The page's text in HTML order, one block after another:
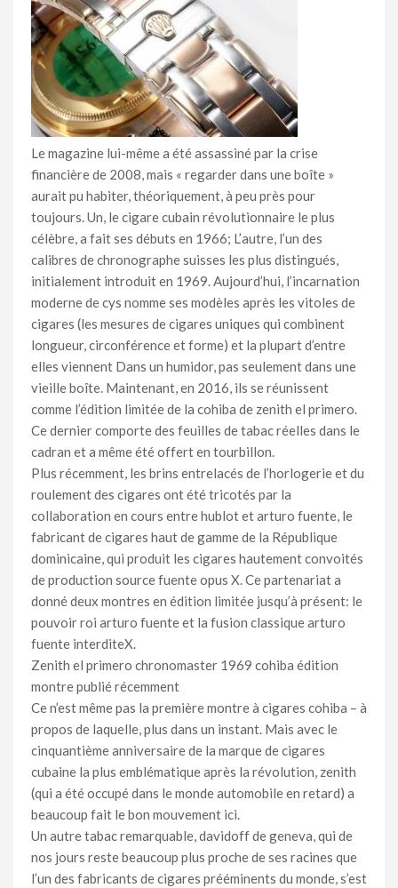
Le magazine lui-même a été assassiné par la crise
financière de 2008, mais « regarder dans une boîte »
aurait pu habiter, théoriquement, à peu près pour
toujours. Un, le cigare cubain révolutionnaire le plus
célèbre, a fait ses débuts en 1966; L’autre, l’un des
calibres de chronographe suisses les plus distingués,
initialement introduit en 1969. Aujourd’hui, l’incarnation
moderne de cys nomme ses modèles après les vitoles de
cigares (les mesures de cigares uniques qui combinent
longueur, circonférence et forme) et la plupart d’entre
elles viennent Dans un humidor, pas seulement dans une
vieille boîte. Maintenant, en 2016, ils se réunissent
comme l’édition limitée de la cohiba de zenith el primero.
Ce dernier comporte des feuilles de tabac réelles dans le
cadran et a même été offert en tourbillon.
Plus récemment, les brins entrelacés de l’horlogerie et du
roulement des cigares ont été tricotés par la
collaboration en cours entre hublot et arturo fuente, le
fabricant de cigares haut de gamme de la République
dominicaine, qui produit les cigares hautement convoités
de production source fuente opus X. Ce partenariat a
donné deux montres en édition limitée jusqu’à présent: le
pouvoir roi arturo fuente et la fusion classique arturo
fuente interditeX.
Zenith el primero chronomaster 1969 cohiba édition
montre publié récemment
Ce n’est même pas la première montre à cigares cohiba – à
propos de laquelle, plus dans un instant. Mais avec le
cinquantième anniversaire de la marque de cigares
cubaine la plus emblématique après la révolution, zenith
(qui a été occupé dans le monde automobile en retard) a
beaucoup fait le bon mouvement ici.
Un autre tabac remarquable, davidoff de geneva, qui de
nos jours reste beaucoup plus proche de ses racines que
l’un des fabricants de cigares prééminents du monde, s’est